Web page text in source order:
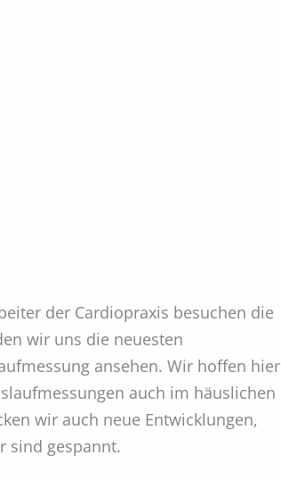
der Cardiopraxis besuchen die
wir uns die neuesten
ansehen. Wir hoffen hier
auch im häuslichen
wir auch neue Entwicklungen,
sind gespannt.